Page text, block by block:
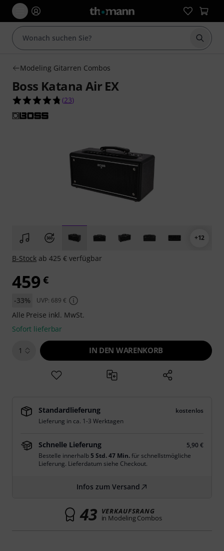
Suche
Modeling Gitarren Combos
Boss Katana Air EX
4.7 von 5 Sternen aus 23 Kundenbewertungen
(23)
+12
B-Stock ab 425 € verfügbar
459 €
-33% UVP: 689 €
Alle Preise inkl. MwSt.
Sofort lieferbar
1 IN DEN WARENKORB
Standardlieferung
kostenlos
Lieferung in ca. 1-3 Werktagen
Schnelle Lieferung
5,90 €
Bestelle innerhalb5 Std. 47 Min.für schnellstmögliche
Lieferung. Lieferdatum siehe Checkout.
Infos zum Versand
43 VERKAUFSRANG
in Modeling Combos